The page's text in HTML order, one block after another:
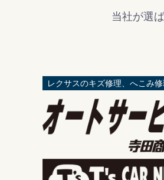
当社が選
レクサスのキズ修理、へこみ